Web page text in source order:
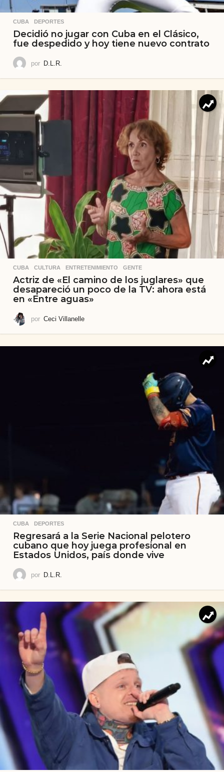
CUBA ,DEPORTES
Decidió no jugar con Cuba en el Clásico,
fue despedido y hoy tiene nuevo contrato
por D.L.R.
CUBA ,CULTURA ,ENTRETENIMIENTO ,GENTE
Actriz de «El camino de los juglares» que
desapareció un poco de la TV: ahora está
en «Entre aguas»
por Ceci Villanelle
CUBA ,DEPORTES
Regresará a la Serie Nacional pelotero
cubano que hoy juega profesional en
Estados Unidos, país donde vive
por D.L.R.